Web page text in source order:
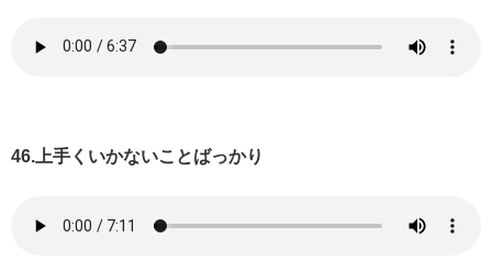
46.上手くいかないことばっかり